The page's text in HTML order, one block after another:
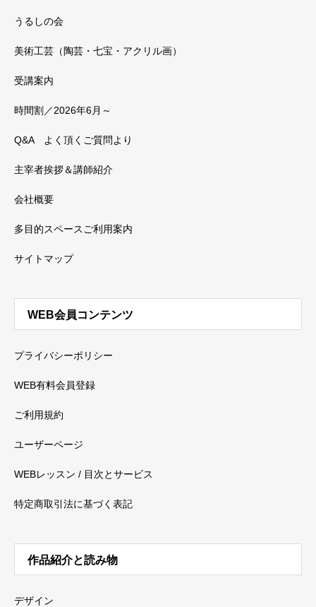
うるしの会
美術工芸（陶芸・七宝・アクリル画）
受講案内
時間割／2026年6月～
Q&A よく頂くご質問より
主宰者挨拶＆講師紹介
会社概要
多目的スペースご利用案内
サイトマップ
WEB会員コンテンツ
プライバシーポリシー
WEB有料会員登録
ご利用規約
ユーザーページ
WEBレッスン / 目次とサービス
特定商取引法に基づく表記
作品紹介と読み物
デザイン